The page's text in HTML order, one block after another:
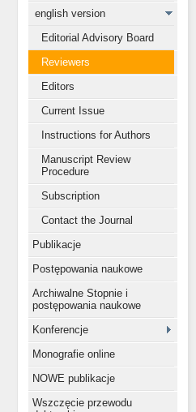
english version
Editorial Advisory Board
Reviewers
Editors
Current Issue
Instructions for Authors
Manuscript Review
Procedure
Subscription
Contact the Journal
Publikacje
Postępowania naukowe
Archiwalne Stopnie i
postępowania naukowe
Konferencje
Monografie online
NOWE publikacje
Wszczęcie przewodu